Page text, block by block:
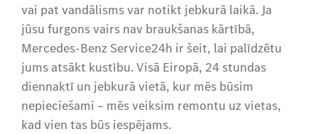
vai pat vandālisms var notikt jebkurā laikā. Ja
jūsu furgons vairs nav braukšanas kārtībā,
Mercedes-Benz Service24h ir šeit, lai palīdzētu
jums atsākt kustību. Visā Eiropā, 24 stundas
diennaktī un jebkurā vietā, kur mēs būsim
nepieciešami – mēs veiksim remontu uz vietas,
kad vien tas būs iespējams.